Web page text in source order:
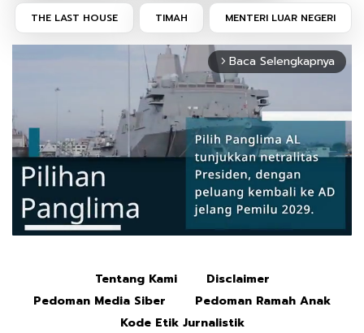
THE LAST HOUSE TIMAH MENTERI LUAR NEGERI
arrow_forward_ios Baca Selengkapnya
Tentang Kami
Disclaimer
Pedoman Media Siber
Pedoman Ramah Anak
Kode Etik Jurnalistik